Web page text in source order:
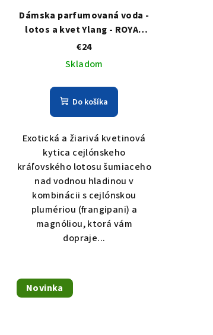
Dámska parfumovaná voda -
lotos a kvet Ylang - ROYAL
LOTUS (roll-on)
€24
Skladom
Do košíka
Exotická a žiarivá kvetinová
kytica cejlónskeho
kráľovského lotosu šumiaceho
nad vodnou hladinou v
kombinácii s cejlónskou
plumériou (frangipani) a
magnóliou, ktorá vám
dopraje...
Novinka